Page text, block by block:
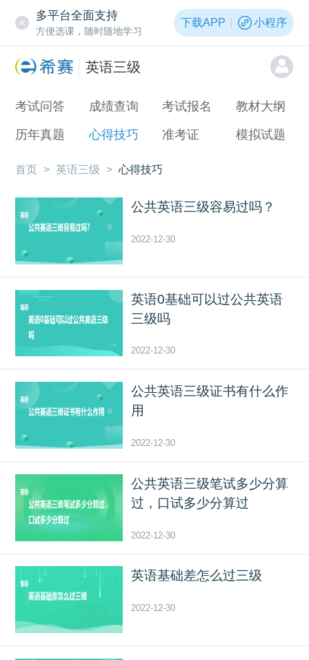
多平台全面支持
方便选课，随时随地学习
下载APP 小程序
英语三级
考试问答 成绩查询 考试报名 教材大纲
历年真题 心得技巧 准考证 模拟试题
首页 > 英语三级 > 心得技巧
公共英语三级容易过吗？
2022-12-30
英语0基础可以过公共英语
三级吗
2022-12-30
公共英语三级证书有什么作
用
2022-12-30
公共英语三级笔试多少分算
过，口试多少分算过
2022-12-30
英语基础差怎么过三级
2022-12-30